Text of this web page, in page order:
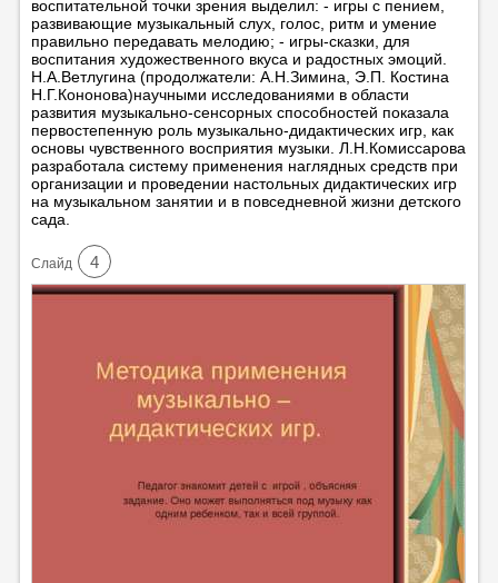
воспитательной точки зрения выделил: - игры с пением,
развивающие музыкальный слух, голос, ритм и умение
правильно передавать мелодию; - игры-сказки, для
воспитания художественного вкуса и радостных эмоций.
Н.А.Ветлугина (продолжатели: А.Н.Зимина, Э.П. Костина
Н.Г.Кононова)научными исследованиями в области
развития музыкально-сенсорных способностей показала
первостепенную роль музыкально-дидактических игр, как
основы чувственного восприятия музыки. Л.Н.Комиссарова
разработала систему применения наглядных средств при
организации и проведении настольных дидактических игр
на музыкальном занятии и в повседневной жизни детского
сада.
Cлайд 4